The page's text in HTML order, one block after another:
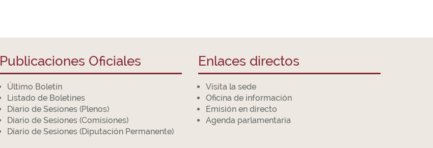
Publicaciones Oficiales
Último Boletín
Listado de Boletines
Diario de Sesiones (Plenos)
Diario de Sesiones (Comisiones)
Diario de Sesiones (Diputación Permanente)
Enlaces directos
Visita la sede
Oficina de información
Emisión en directo
Agenda parlamentaria